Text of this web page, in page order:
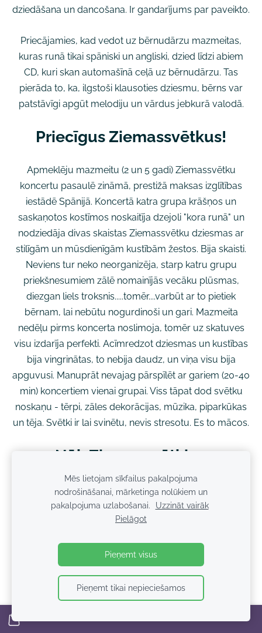
dziedāšana un dancošana. Ir gandarījums par paveikto.
Priecājamies, kad vedot uz bērnudārzu mazmeitas,
kuras runā tikai spāniski un angliski, dzied līdzi abiem
CD, kuri skan automašīnā ceļā uz bērnudārzu. Tas
pierāda to, ka, ilgstoši klausoties dziesmu, bērns var
patstāvīgi apgūt melodiju un vārdus jebkurā valodā.
Priecīgus Ziemassvētkus!
Apmeklēju mazmeitu (2 un 5 gadi) Ziemassvētku
koncertu pasaulē zināmā, prestižā maksas izglītības
iestādē Spānijā. Koncertā katra grupa krāšņos un
saskaņotos kostīmos noskaitīja dzejoli "kora runā" un
nodziedāja divas skaistas Ziemassvētku dziesmas ar
stilīgām un mūsdienīgām kustībām žestos. Bija skaisti.
Neviens tur neko neorganizēja, starp katru grupu
priekšnesumiem zālē nomainījās vecāku plūsmas,
diezgan liels troksnis.....tomēr....varbūt ar to pietiek
bērnam, lai nebūtu nogurdinoši un gari. Mazmeita
nedēļu pirms koncerta noslimoja, tomēr uz skatuves
visu izdarīja perfekti. Acīmredzot dziesmas un kustības
bija vingrinātas, to nebija daudz, un viņa visu bija
apguvusi. Manuprāt nevajag pārspīlēt ar gariem (20-40
min) koncertiem vienai grupai. Viss tāpat dod svētku
noskaņu - tērpi, zāles dekorācijas, mūzika, piparkūkas
un tēja. Svētki ir lai svinētu, nevis stresotu. Es to mācos.
Nāk Ziemassvētki……
Mārtiņdiena, Latvijas dzimšanasdiena....un....tik ātri
vienmēr atnāk Adventa laiks - gaidīšanas laiks. Laiks,
kad sākam domāt - ar ko iepriecināsim tuviniekus un
Adventa laiks būtu mierīgs, mīļš un ar mazu stresa
līmeni, nevajag saplānot par daudz. Dažreiz lasu
scenārijus, kur 3-4 gadus veciem bērniem dažu nedēļu
laikā jāiemācās 9-12 dziesmas un vēl dzejoļi un dialogi.
Mēs lietojam sīkfailus pakalpojuma
nodrošināšanai, mārketinga nolūkiem un
pakalpojuma uzlabošanai.
Uzzināt vairāk
Pielāgot
Pieņemt visus
Pieņemt tikai nepieciešamos